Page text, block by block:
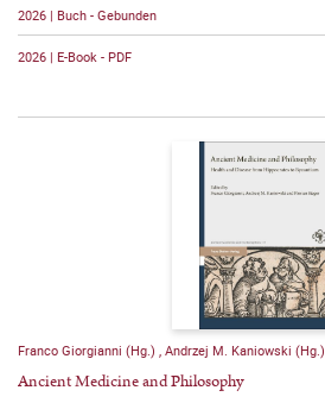
2026 | Buch - Gebunden
2026 | E-Book - PDF
Franco Giorgianni (Hg.) , Andrzej M. Kaniowski (Hg.)
Ancient Medicine and Philosophy